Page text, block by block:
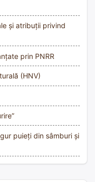
și atribuții privind
prin PNRR
(HNV)
puieți din sâmburi și